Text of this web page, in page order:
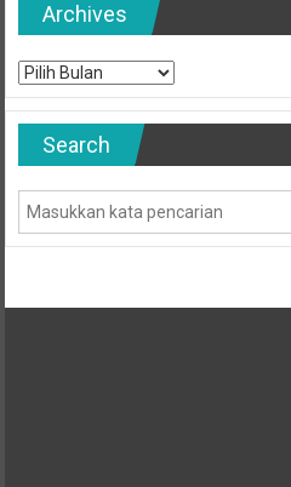
Archives
Archives
Search